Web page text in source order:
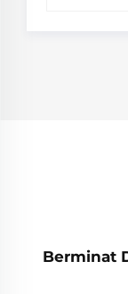
Berminat